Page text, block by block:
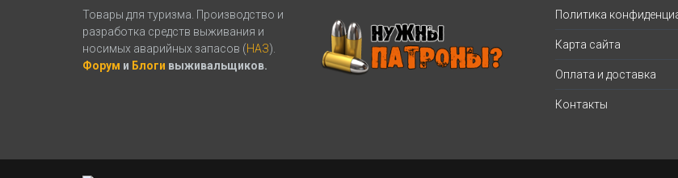
Товары для туризма. Производство и
разработка средств выживания и
носимых аварийных запасов (НАЗ).
Форум и Блоги выживальщиков.
Политика
Карта сайта
Оплата и доставка
Контакты